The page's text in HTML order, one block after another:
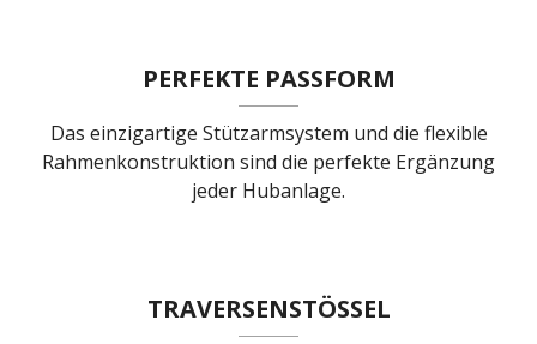
PERFEKTE PASSFORM
Das einzigartige Stützarmsystem und die flexible
Rahmenkonstruktion sind die perfekte Ergänzung
jeder Hubanlage.
TRAVERSENSTÖSSEL